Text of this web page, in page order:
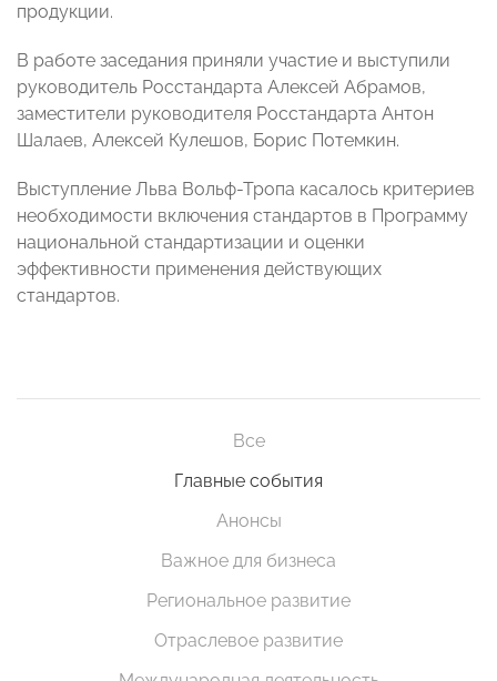
продукции.
В работе заседания приняли участие и выступили
руководитель Росстандарта Алексей Абрамов,
заместители руководителя Росстандарта Антон
Шалаев, Алексей Кулешов, Борис Потемкин.
Выступление Льва Вольф-Тропа касалось критериев
необходимости включения стандартов в Программу
национальной стандартизации и оценки
эффективности применения действующих
стандартов.
Все
Главные события
Анонсы
Важное для бизнеса
Региональное развитие
Отраслевое развитие